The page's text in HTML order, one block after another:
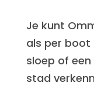
Je kunt
als per boot
sloep of
stad